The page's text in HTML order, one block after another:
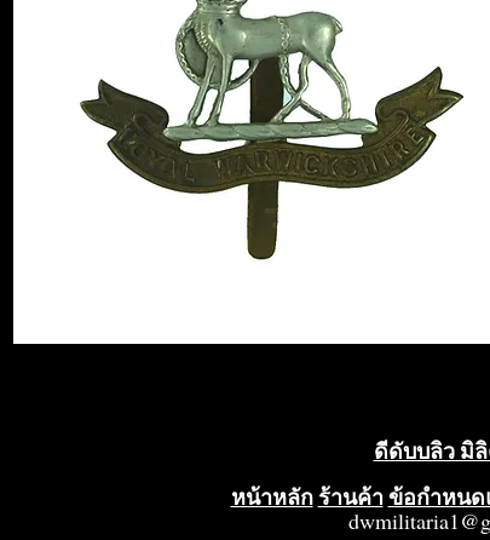
ดีดับบลิว มิลิ
หน้าหลัก ร้านค้า ข้อกำหนด